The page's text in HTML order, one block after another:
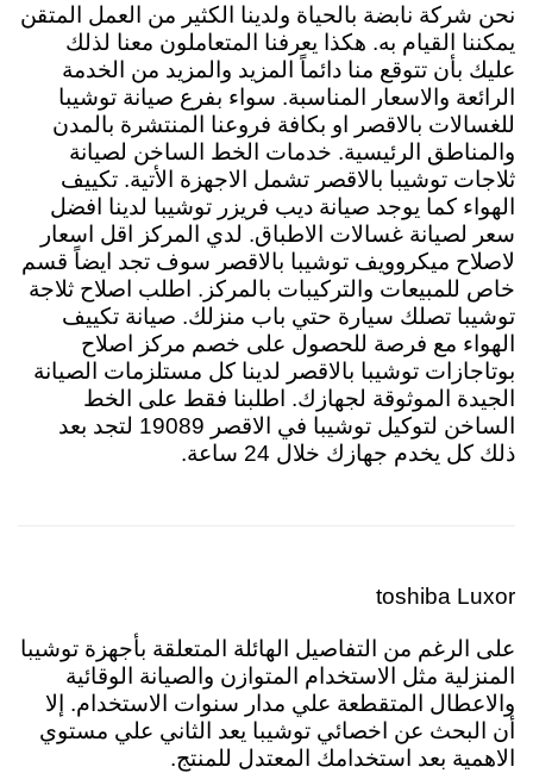
نحن شركة نابضة بالحياة ولدينا الكثير من العمل المتقن
يمكننا القيام به. هكذا يعرفنا المتعاملون معنا لذلك
عليك بأن تتوقع منا دائماً المزيد والمزيد من الخدمة
الرائعة والاسعار المناسبة. سواء بفرع صيانة توشيبا
للغسالات بالاقصر او بكافة فروعنا المنتشرة بالمدن
والمناطق الرئيسية. خدمات الخط الساخن لصيانة
ثلاجات توشيبا بالاقصر تشمل الاجهزة الأتية. تكييف
الهواء كما يوجد صيانة ديب فريزر توشيبا لدينا افضل
سعر لصيانة غسالات الاطباق. لدي المركز اقل اسعار
لاصلاح ميكروويف توشيبا بالاقصر سوف تجد ايضاً قسم
خاص للمبيعات والتركيبات بالمركز. اطلب اصلاح ثلاجة
توشيبا تصلك سيارة حتي باب منزلك. صيانة تكييف
الهواء مع فرصة للحصول على خصم مركز اصلاح
بوتاجازات توشيبا بالاقصر لدينا كل مستلزمات الصيانة
الجيدة الموثوقة لجهازك. اطلبنا فقط على الخط
الساخن لتوكيل توشيبا في الاقصر 19089 لتجد بعد
ذلك كل يخدم جهازك خلال 24 ساعة.
toshiba Luxor
على الرغم من التفاصيل الهائلة المتعلقة بأجهزة توشيبا
المنزلية مثل الاستخدام المتوازن والصيانة الوقائية
والاعطال المتقطعة علي مدار سنوات الاستخدام. إلا
أن البحث عن اخصائي توشيبا يعد الثاني علي مستوي
الاهمية بعد استخدامك المعتدل للمنتج.